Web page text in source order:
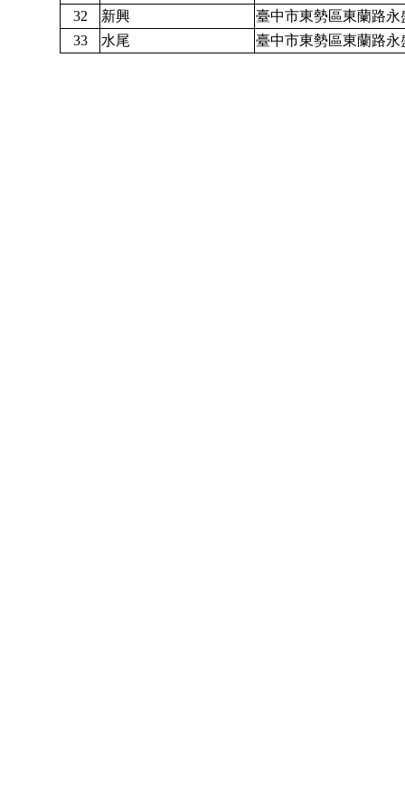
32
新興
臺中市東勢區東蘭路永
33
水尾 臺中市東勢區東蘭路永